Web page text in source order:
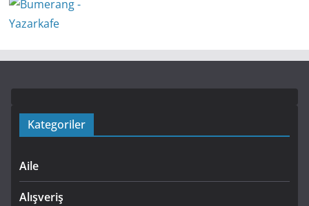
Kategoriler
Aile
Alışveriş